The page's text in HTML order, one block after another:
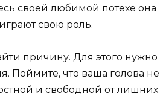
своей любимой потехе она
свою роль.
причину. Для этого нужно
Поймите, что ваша голова не
и свободной от лишних